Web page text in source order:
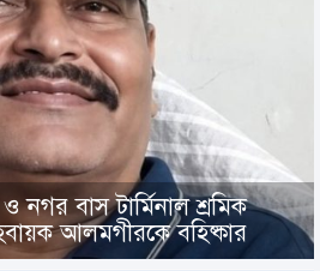
নগর বাস টার্মিনাল শ্রমিক
আলমগীরকে বহিষ্কার